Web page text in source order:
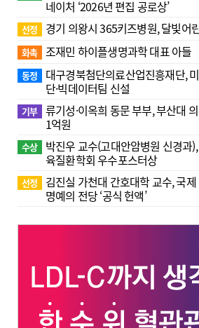
네이처 ‘2026년 편집 공로상’
선정 경기 의왕시 365키즈병원, 달빛어
화촉 조재민 하이플생명과학 대표 아들
동정
대구경북첨단의료산업진흥재단,
단·빅데이터팀 신설
기부 류기성·이옥희 동문 부부, 부산대
1억원
수상
박진우 교수(고대안암병원 신경과
육질환학회 우수포스터상
선정
김진실 가천대 간호대학 교수, 국
명예의 전당 ‘공식 헌액’